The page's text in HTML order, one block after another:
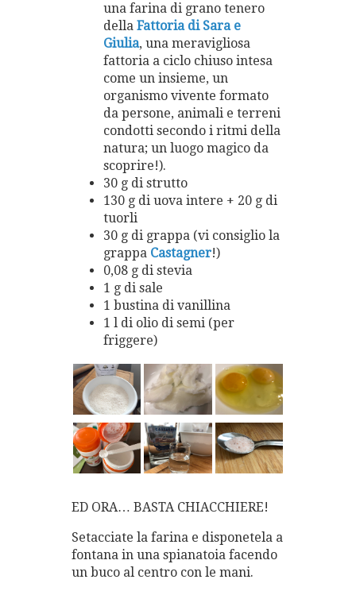
una farina di grano tenero
della Fattoria di Sara e
Giulia, una meravigliosa
fattoria a ciclo chiuso intesa
come un insieme, un
organismo vivente formato
da persone, animali e terreni
condotti secondo i ritmi della
natura; un luogo magico da
scoprire!).
30 g di strutto
130 g di uova intere + 20 g di
tuorli
30 g di grappa (vi consiglio la
grappa Castagner!)
0,08 g di stevia
1 g di sale
1 bustina di vanillina
1 l di olio di semi (per
friggere)
ED ORA… BASTA CHIACCHIERE!
Setacciate la farina e disponetela a
fontana in una spianatoia facendo
un buco al centro con le mani.